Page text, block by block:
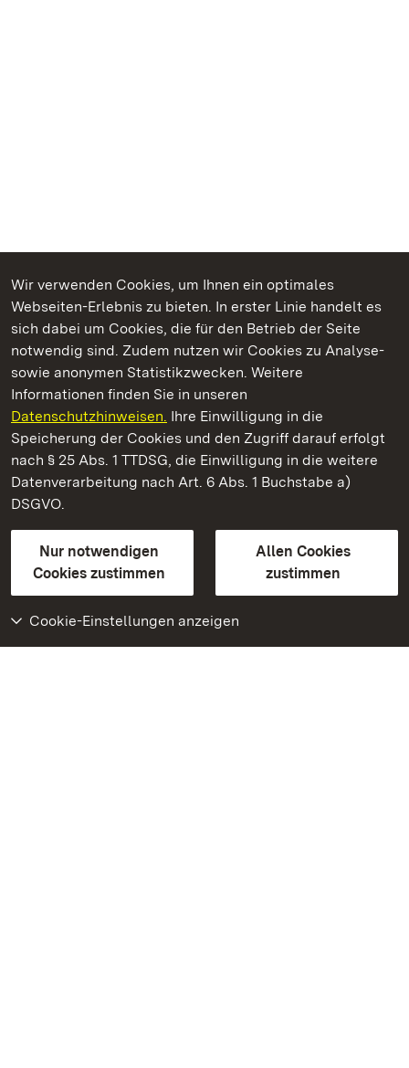
Wir verwenden Cookies, um Ihnen ein optimales
Webseiten-Erlebnis zu bieten. In erster Linie handelt es
sich dabei um Cookies, die für den Betrieb der Seite
notwendig sind. Zudem nutzen wir Cookies zu Analyse-
sowie anonymen Statistikzwecken. Weitere
Informationen finden Sie in unseren
Datenschutzhinweisen. Ihre Einwilligung in die
Speicherung der Cookies und den Zugriff darauf erfolgt
nach § 25 Abs. 1 TTDSG, die Einwilligung in die weitere
Datenverarbeitung nach Art. 6 Abs. 1 Buchstabe a)
DSGVO.
Nur notwendigen
Cookies zustimmen
Allen Cookies
zustimmen
Cookie-Einstellungen anzeigen
Kommen. Staunen. Genießen.
Heuneburg – Stadt Pyrene
Staatliche Schlösser und Gärten Baden-Württemberg
Kontakt
GebärdenspracheLeichte Sprache
Erklärung zur Barrierefreiheit
BITV-konform (geprüfte Seiten)
Weiteres